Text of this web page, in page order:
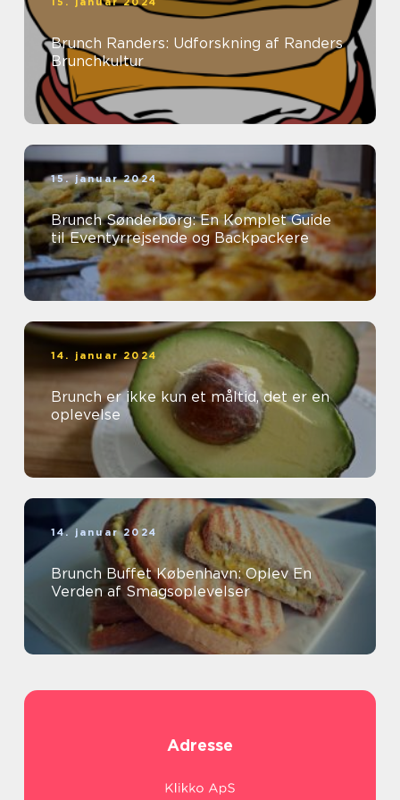
Brunch Randers: Udforskning af Randers
Brunchkultur
15. januar 2024
Brunch Sønderborg: En Komplet Guide
til Eventyrrejsende og Backpackere
14. januar 2024
Brunch er ikke kun et måltid, det er en
oplevelse
14. januar 2024
Brunch Buffet København: Oplev En
Verden af Smagsoplevelser
Adresse